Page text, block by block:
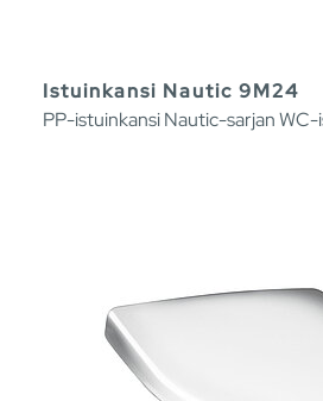
Istuinkansi Nautic 9M24
PP-istuinkansi Nautic-sarjan